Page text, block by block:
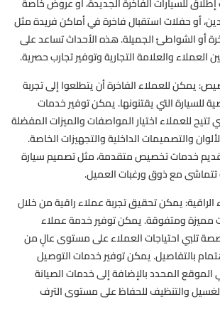
أو حفلات استقبال فاخرة في أماكن فريدة مثل
أو الشواطئ الجميلة. هذه الأحداث تساعد على
بين العملاء والعلامة التجارية وتوفير تجارب حصرية.
يمكن للعملاء الفاخرة أن يتطلعوا إلى تجربة
للسيارة التي يقتنونها. يمكن توفير خدمات
تتيح للعملاء اختيار المواصفات والميزات المفضلة
والتصميمات الداخلية والتجهيزات الخاصة.
خدمات تخصيص متقدمة، مثل تصميم سيارة
تتماشى مع ذوق ورغبات العميل.
الراقية: يمكن تحقيق تجربة عملاء راقية من خلال
مميزة ومتفوقة. يمكن توفير خدمة عملاء
تلبي احتياجات العملاء على مستوى عالٍ من
بالتفاصيل. يمكن توفير خدمات التوصيل
الموقع المحدد بالإضافة إلى خدمات الصيانة
والتنظيف للحفاظ على مستوى الترف